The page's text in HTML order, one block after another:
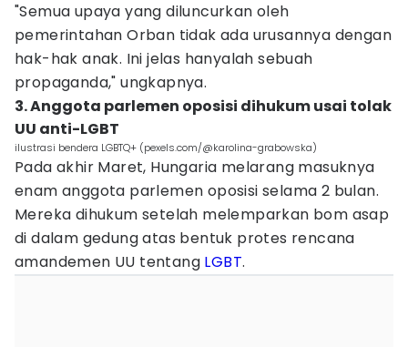
"Semua upaya yang diluncurkan oleh
pemerintahan Orban tidak ada urusannya dengan
hak-hak anak. Ini jelas hanyalah sebuah
propaganda," ungkapnya.
3. Anggota parlemen oposisi dihukum usai tolak
UU anti-LGBT
ilustrasi bendera LGBTQ+ (pexels.com/@karolina-grabowska)
Pada akhir Maret, Hungaria melarang masuknya
enam anggota parlemen oposisi selama 2 bulan.
Mereka dihukum setelah melemparkan bom asap
di dalam gedung atas bentuk protes rencana
amandemen UU tentang LGBT.